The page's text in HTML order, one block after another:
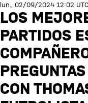
lun., 02/09/2024 12:02 UTC
LOS
PARTIDOS
CON